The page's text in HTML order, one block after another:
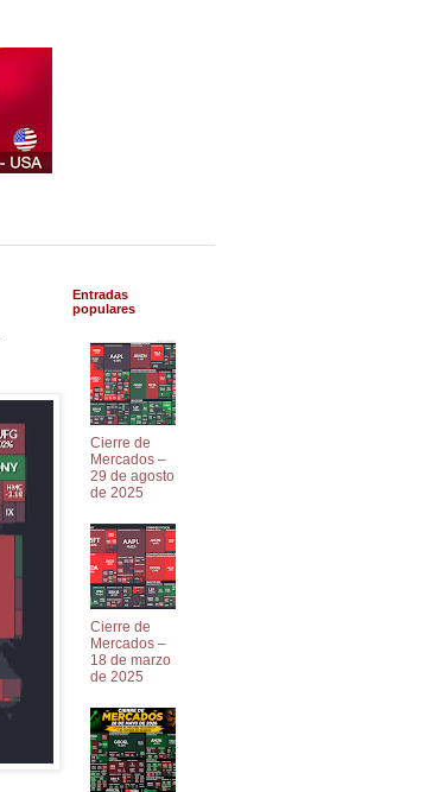
Entradas
populares
Cierre de
Mercados –
29 de agosto
de 2025
Cierre de
Mercados –
18 de marzo
de 2025